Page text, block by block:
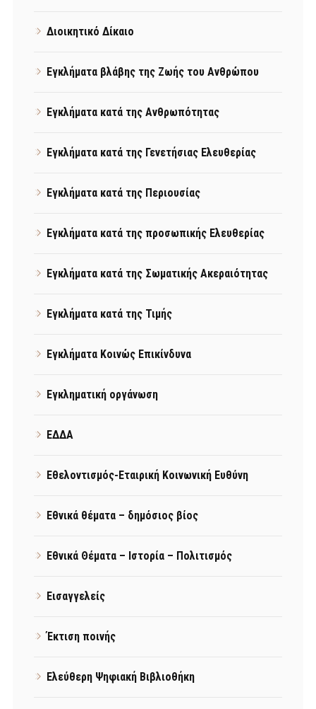
Διοικητικό Δίκαιο
Εγκλήματα βλάβης της Ζωής του Ανθρώπου
Εγκλήματα κατά της Ανθρωπότητας
Εγκλήματα κατά της Γενετήσιας Ελευθερίας
Εγκλήματα κατά της Περιουσίας
Εγκλήματα κατά της προσωπικής Ελευθερίας
Εγκλήματα κατά της Σωματικής Ακεραιότητας
Εγκλήματα κατά της Τιμής
Εγκλήματα Κοινώς Επικίνδυνα
Εγκληματική οργάνωση
ΕΔΔΑ
Εθελοντισμός-Εταιρική Κοινωνική Ευθύνη
Εθνικά θέματα – δημόσιος βίος
Εθνικά Θέματα – Ιστορία – Πολιτισμός
Εισαγγελείς
Έκτιση ποινής
Ελεύθερη Ψηφιακή Βιβλιοθήκη